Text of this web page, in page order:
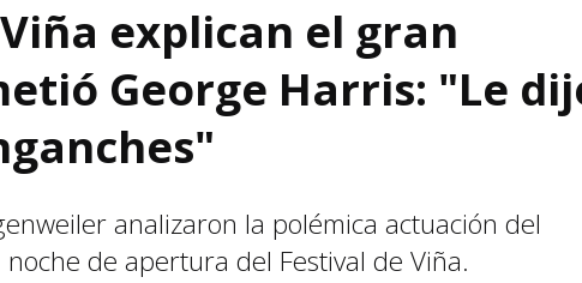
explican el gran
George Harris: "Le
analizaron la polémica actuación del
de apertura del Festival de Viña.